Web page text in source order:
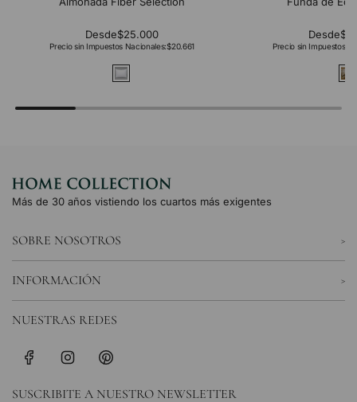
Desde$25.000
Precio sin Impuestos Nacionales:$20.661
Desde
Precio sin Impuestos
Más de 30 años vistiendo los cuartos más exigentes
SOBRE NOSOTROS
INFORMACIÓN
SUSCRIBITE A NUESTRO NEWSLETTER
NUESTRAS REDES